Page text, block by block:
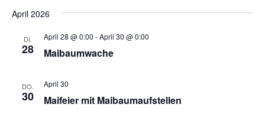
April 2026
DI.
28 Maibaumwache
April 28 @ 0:00 -April 30 @ 0:00
DO.
30 Maifeier mit Maibaumaufstellen
April 30